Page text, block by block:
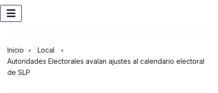
Inicio
Local
Autoridades Electorales avalan ajustes al calendario electoral
de SLP